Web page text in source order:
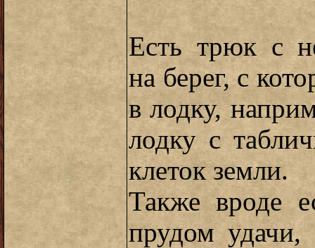
Есть трюк с
на берег, с
в лодку,
лодку с
клеток земли.
Также вроде
прудом